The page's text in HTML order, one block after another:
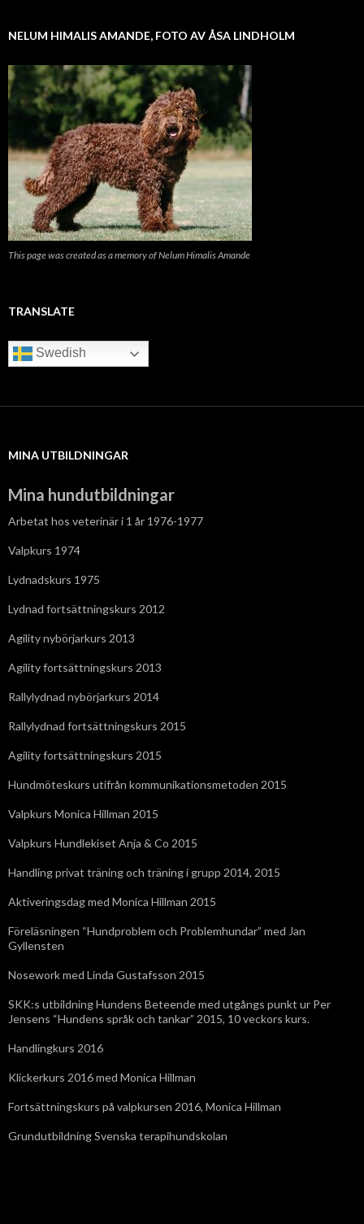
NELUM HIMALIS AMANDE, FOTO AV ÅSA LINDHOLM
This page was created as a memory of Nelum Himalis Amande
TRANSLATE
Swedish
MINA UTBILDNINGAR
Mina hundutbildningar
Arbetat hos veterinär i 1 år 1976-1977
Valpkurs 1974
Lydnadskurs 1975
Lydnad fortsättningskurs 2012
Agility nybörjarkurs 2013
Agility fortsättningskurs 2013
Rallylydnad nybörjarkurs 2014
Rallylydnad fortsättningskurs 2015
Agility fortsättningskurs 2015
Hundmöteskurs utifrån kommunikationsmetoden 2015
Valpkurs Monica Hillman 2015
Valpkurs Hundlekiset Anja & Co 2015
Handling privat träning och träning i grupp 2014, 2015
Aktiveringsdag med Monica Hillman 2015
Föreläsningen “Hundproblem och Problemhundar” med Jan
Gyllensten
Nosework med Linda Gustafsson 2015
SKK:s utbildning Hundens Beteende med utgångs punkt ur Per
Jensens “Hundens språk och tankar” 2015, 10 veckors kurs.
Handlingkurs 2016
Klickerkurs 2016 med Monica Hillman
Fortsättningskurs på valpkursen 2016, Monica Hillman
Grundutbildning Svenska terapihundskolan